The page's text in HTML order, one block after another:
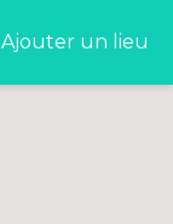
Ajouter un lieu